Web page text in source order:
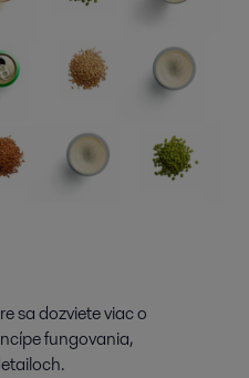
sa dozviete viac o
fungovania,